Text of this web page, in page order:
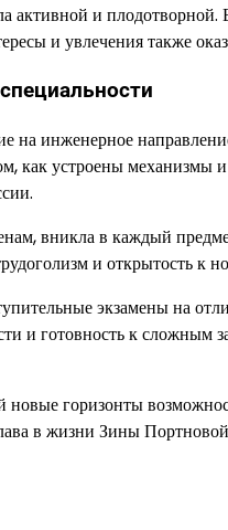
и плодотворной.
и увлечения также
инженерное
как устроены механизмы
вникла в каждый
и открытость к
экзамены на
и готовность к сложным
горизонты
в жизни Зины